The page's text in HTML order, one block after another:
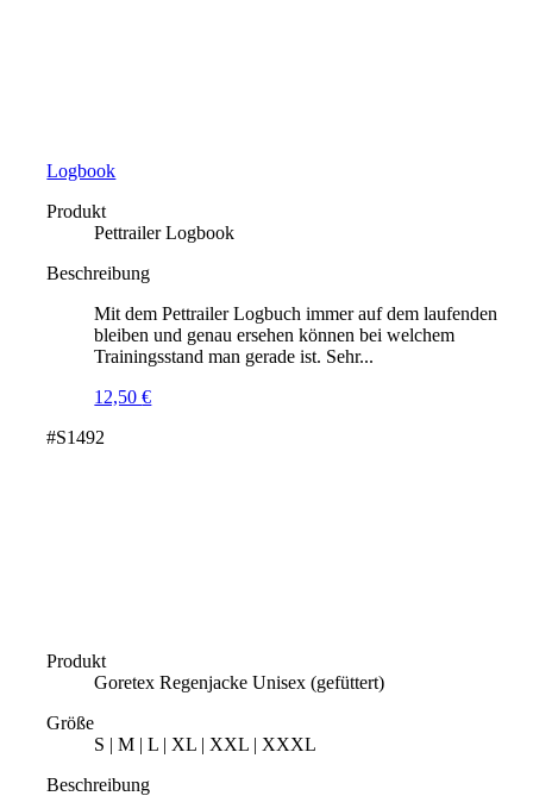
Logbook
Produkt
Pettrailer Logbook
Beschreibung
Mit dem Pettrailer Logbuch immer auf dem laufenden
bleiben und genau ersehen können bei welchem
Trainingsstand man gerade ist. Sehr...
12,50€
#S1492
Produkt
Goretex Regenjacke Unisex (gefüttert)
Größe
S | M | L | XL | XXL | XXXL
Beschreibung